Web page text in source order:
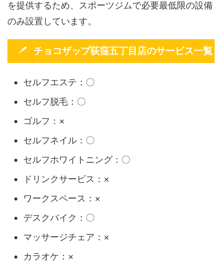
を提供するため、スポーツジムで必要最低限の設備
のみ設置しています。
チョコザップ荻窪五丁目店のサービス一覧
セルフエステ：〇
セルフ脱毛：〇
ゴルフ：×
セルフネイル：〇
セルフホワイトニング：〇
ドリンクサービス：×
ワークスペース：×
デスクバイク：〇
マッサージチェア：×
カラオケ：×